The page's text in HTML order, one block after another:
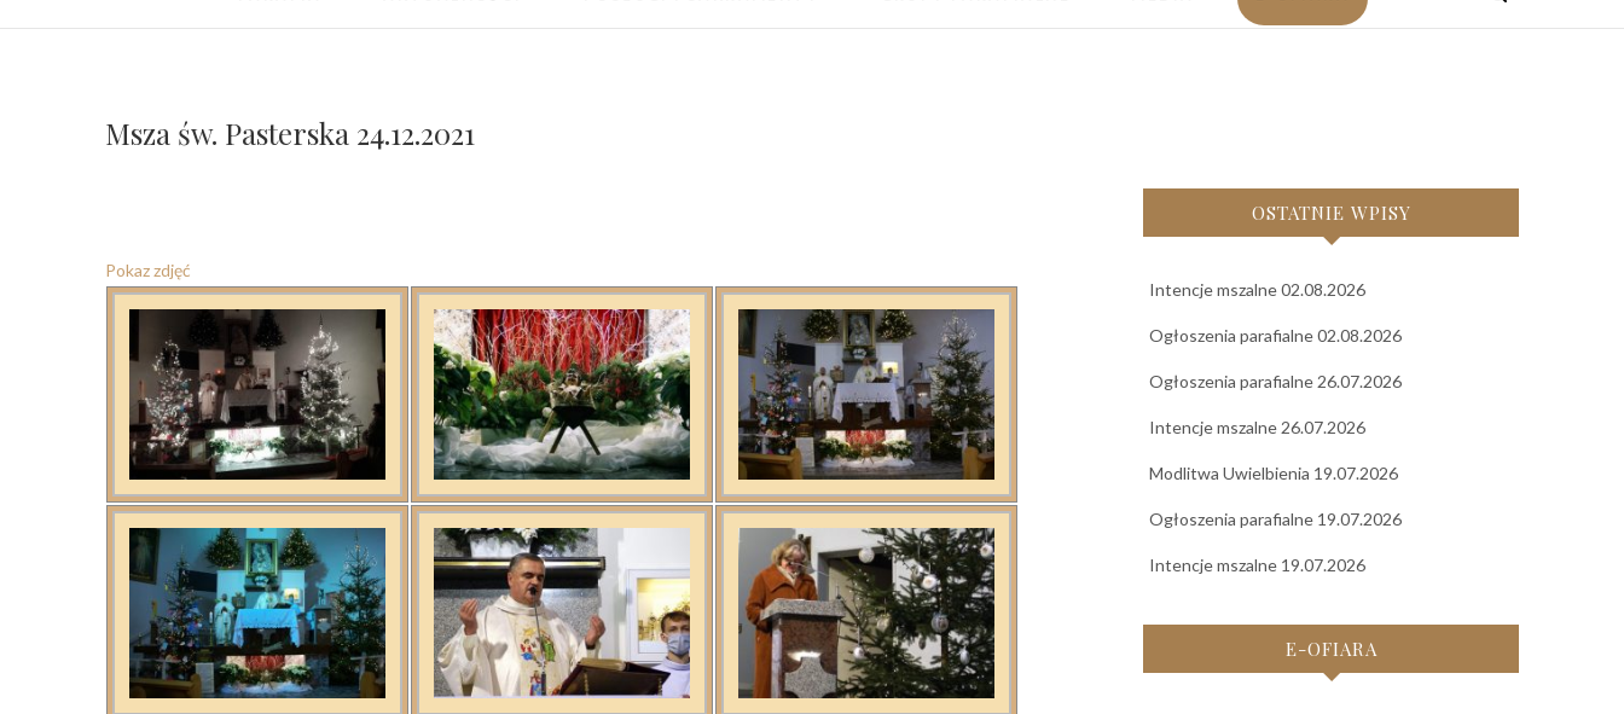
Msza św. Pasterska 24.12.2021
Pokaz zdjęć
OSTATNIE WPISY
Intencje mszalne 02.08.2026
Ogłoszenia parafialne 02.08.2026
Ogłoszenia parafialne 26.07.2026
Intencje mszalne 26.07.2026
Modlitwa Uwielbienia 19.07.2026
Ogłoszenia parafialne 19.07.2026
Intencje mszalne 19.07.2026
E-OFIARA